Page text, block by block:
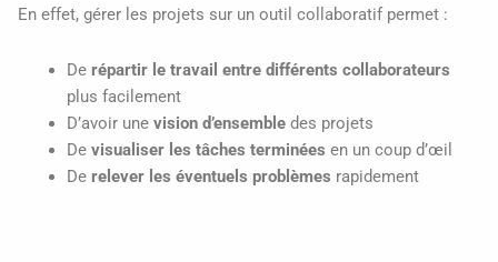
En effet, gérer les projets sur un outil collaboratif permet :
De répartir le travail entre différents collaborateurs
plus facilement
D’avoir une vision d’ensembledes projets
De visualiser les tâches terminées en un coup d’œil
De relever les éventuels problèmes rapidement